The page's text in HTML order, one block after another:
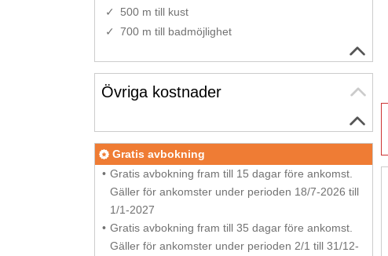
500 m till kust
700 m till badmöjlighet
Övriga kostnader
Gratis avbokning
Gratis avbokning fram till 15 dagar före ankomst.
Gäller för ankomster under perioden 18/7-2026 till
1/1-2027
Gratis avbokning fram till 35 dagar före ankomst.
Gäller för ankomster under perioden 2/1 till 31/12-